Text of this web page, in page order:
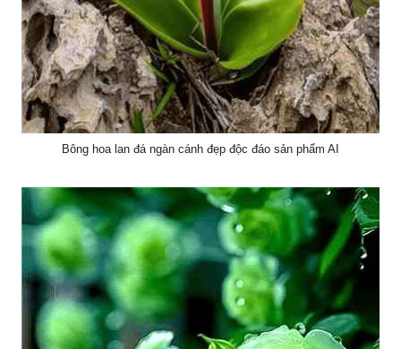
Bông hoa lan đá ngàn cánh đẹp độc đáo sản phẩm AI